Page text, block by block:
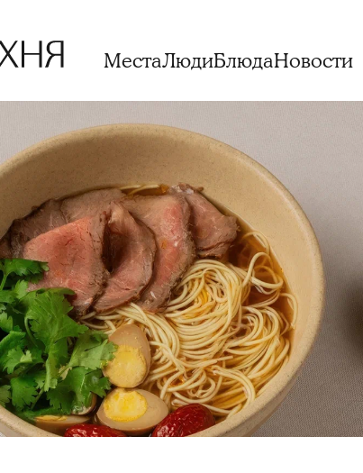
МестаЛюдиБлюдаНовости